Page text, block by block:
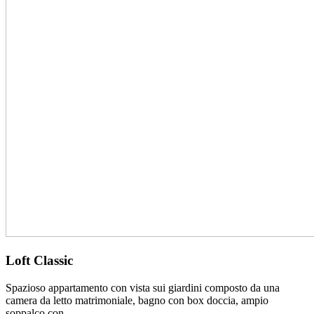
Loft Classic
Spazioso appartamento con vista sui giardini composto da una
camera da letto matrimoniale, bagno con box doccia, ampio